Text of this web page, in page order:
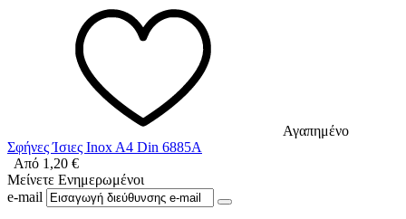
Αγαπημένο
Σφήνες Ίσιες Inox A4 Din 6885A
Από 1,20 €
Μείνετε Ενημερωμένοι
e-mail